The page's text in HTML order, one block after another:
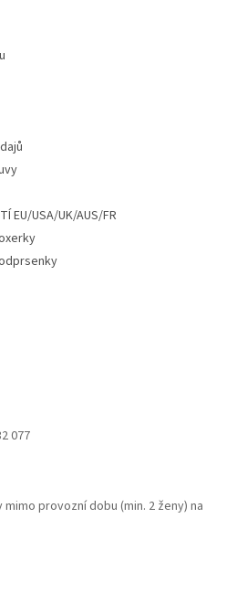
EU/USA/UK/AUS/FR
077
provozní dobu (min. 2 ženy) na